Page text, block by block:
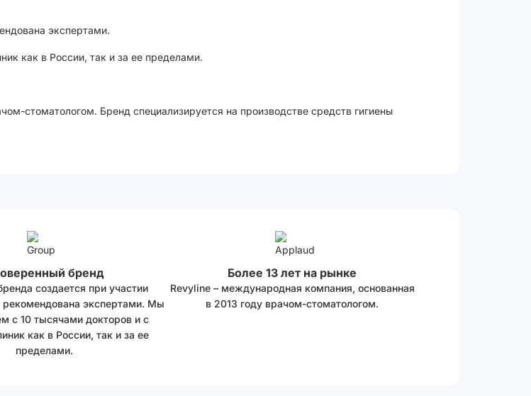
экспертами.
как в России, так и за ее пределами.
стоматологом. Бренд специализируется на производстве средств гигиены
бренд
создается при участии
рекомендована экспертами. Мы
с 10 тысячами докторов и с
как в России, так и за ее
пределами.
Более 13 лет на рынке
Revyline – международная компания, основанная
в 2013 году врачом-стоматологом.